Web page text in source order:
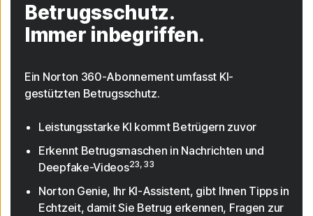
Betrugsschutz.
Immer inbegriffen.
Ein Norton 360-Abonnement umfasst KI-
gestützten Betrugsschutz.
Leistungsstarke KI kommt Betrügern zuvor
Erkennt Betrugsmaschen in Nachrichten und
Deepfake-Videos23, 33
Norton Genie, Ihr KI-Assistent, gibt Ihnen Tipps in
Echtzeit, damit Sie Betrug erkennen, Fragen zur